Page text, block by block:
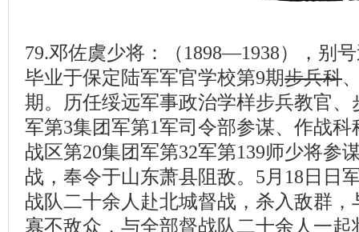
79.邓佐虞少将：（1898—1938），别
毕业于保定陆军军官学校第9期步兵科
期。历任绥远军事政治学样步兵教官
军第3集团军第1军司令部参谋、作战
战区第20集团军第32军第139师少将参
战，奉令于山东萧县阻敌。5月18日日
战队二十余人赴北城督战，杀入敌群
寡不敌众，与全部督战队二十余人一起